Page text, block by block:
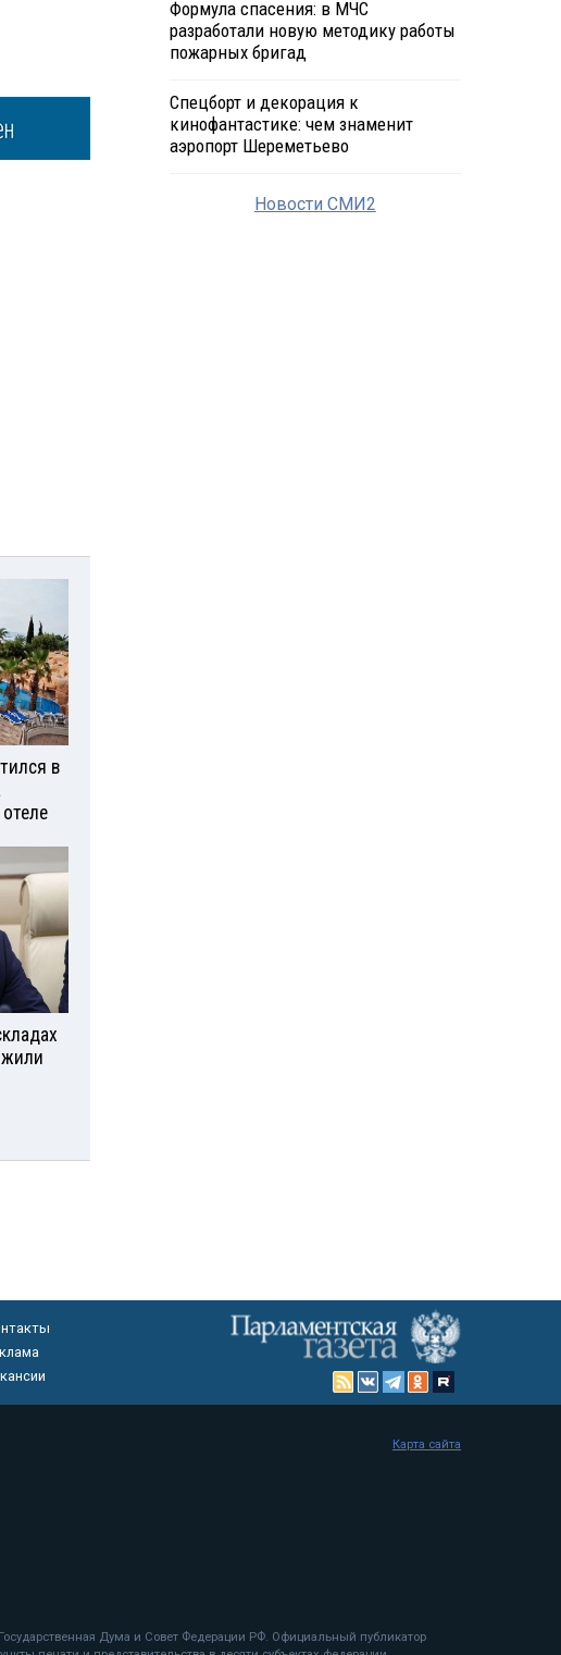
в
Формула спасения: в МЧС
разработали новую методику работы
пожарных бригад
Спецборт и декорация к
кинофантастике: чем знаменит
аэропорт Шереметьево
Новости СМИ2
Дума и Совет Федерации РФ. Официальный публикатор
Карта сайта